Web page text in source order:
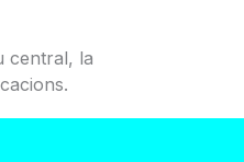
central, la